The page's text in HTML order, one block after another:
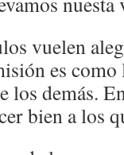
vuelen
es como
los demás.
bien a los